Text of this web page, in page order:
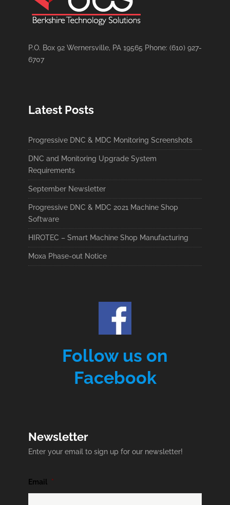
P.O. Box 92 Wernersville, PA 19565 Phone: (610) 927-
6707
Latest Posts
Progressive DNC & MDC Monitoring Screenshots
DNC and Monitoring Upgrade System
Requirements
September Newsletter
Progressive DNC & MDC 2021 Machine Shop
Software
HIROTEC – Smart Machine Shop Manufacturing
Moxa Phase-out Notice
Follow us on
Facebook
Newsletter
Enter your email to sign up for our newsletter!
Email *